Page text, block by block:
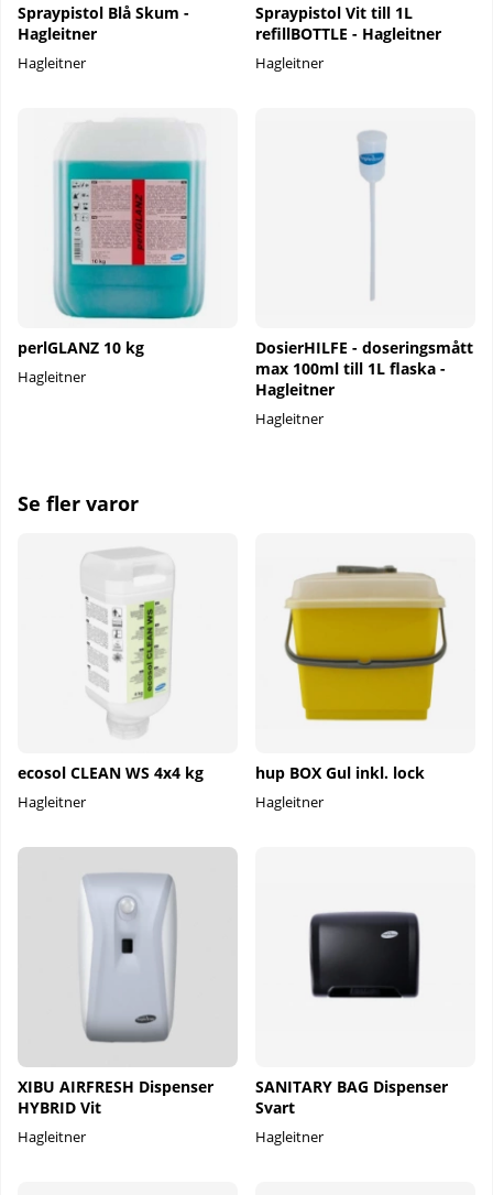
Spraypistol Blå Skum -
Hagleitner
Hagleitner
Spraypistol Vit till 1L
refillBOTTLE - Hagleitner
Hagleitner
perlGLANZ 10 kg
Hagleitner
DosierHILFE - doseringsmått
max 100ml till 1L flaska -
Hagleitner
Hagleitner
Se fler varor
ecosol CLEAN WS 4x4 kg
Hagleitner
hup BOX Gul inkl. lock
Hagleitner
XIBU AIRFRESH Dispenser
HYBRID Vit
Hagleitner
SANITARY BAG Dispenser
Svart
Hagleitner